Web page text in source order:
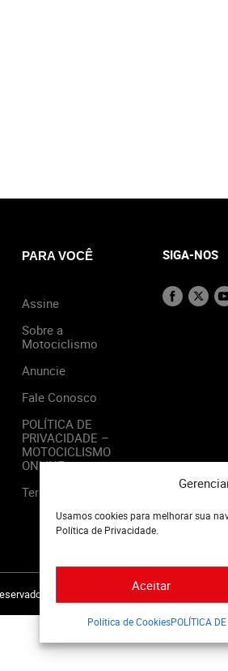
Usamos cookies para melhorar sua
Política de Privacidade.
Aceitar
Política de CookiesPOLÍTICA
PARA VOCÊ
Assine
Sobre a
Motociclismo
Anuncie
Fale Conosco
POLÍTICA DE
PRIVACIDADE –
MOTOCICLISMO
ONLINE
Termos de Uso
SIGA-NOS